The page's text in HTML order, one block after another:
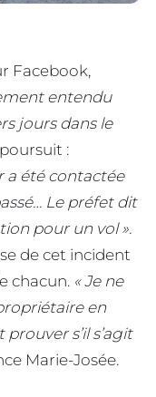
Facebook,
entendu
jours dans le
:
a été contactée
Le préfet dit
pour un vol ».
de cet incident
chacun. « Je ne
en
s’il s’agit
Marie-Josée.